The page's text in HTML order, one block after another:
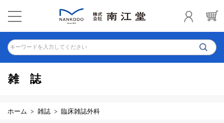
キーワードを入力してください
雑誌
ホーム 雑誌 臨床雑誌外科